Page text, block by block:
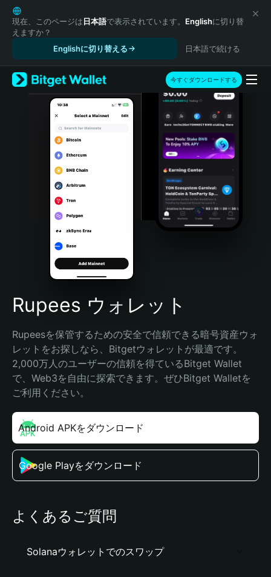
English
日本語
Tiếng Việt
Español (Latinoamérica)
Türkçe
Italiano
Português (Portugal)
Bahasa Indonesia
Português (Brasil)
Español (Argentina)
現在、このページは日本語で表示されています。 Englishに切り替
えますか？
Englishに切り替える
日本語で続ける
今すぐダウンロードする
Rupees ウォレット
Rupeesを保管するための安全で信頼できる暗号資産ウォ
レットをお探しなら、Bitgetウォレットが最適です。
2,000万人のユーザーの信頼を得ているBitget Wallet
で、Web3を自由に探索できます。ぜひBitget Walletを
ご利用ください。
Android APKをダウンロード
Google Playをダウンロード
よくあるご質問
Solanaウォレットでのスワップ